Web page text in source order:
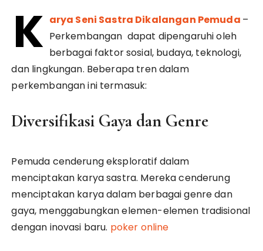
K arya Seni Sastra Dikalangan Pemuda –
Perkembangan dapat dipengaruhi oleh
berbagai faktor sosial, budaya, teknologi,
dan lingkungan. Beberapa tren dalam
perkembangan ini termasuk:
Diversifikasi Gaya dan Genre
Pemuda cenderung eksploratif dalam
menciptakan karya sastra. Mereka cenderung
menciptakan karya dalam berbagai genre dan
gaya, menggabungkan elemen-elemen tradisional
dengan inovasi baru. poker online